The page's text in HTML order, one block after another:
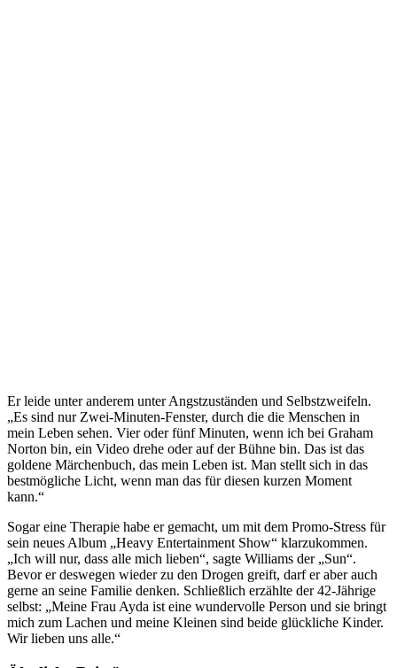
Er leide unter anderem unter Angstzuständen und Selbstzweifeln.
„Es sind nur Zwei-Minuten-Fenster, durch die die Menschen in
mein Leben sehen. Vier oder fünf Minuten, wenn ich bei Graham
Norton bin, ein Video drehe oder auf der Bühne bin. Das ist das
goldene Märchenbuch, das mein Leben ist. Man stellt sich in das
bestmögliche Licht, wenn man das für diesen kurzen Moment
kann.“
Sogar eine Therapie habe er gemacht, um mit dem Promo-Stress für
sein neues Album „Heavy Entertainment Show“ klarzukommen.
„Ich will nur, dass alle mich lieben“, sagte Williams der „Sun“.
Bevor er deswegen wieder zu den Drogen greift, darf er aber auch
gerne an seine Familie denken. Schließlich erzählte der 42-Jährige
selbst: „Meine Frau Ayda ist eine wundervolle Person und sie bringt
mich zum Lachen und meine Kleinen sind beide glückliche Kinder.
Wir lieben uns alle.“